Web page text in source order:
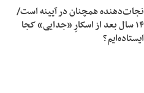
نجات‌دهنده‌ همچنان در آیینه است/
۱۴ سال بعد از اسکارِ «جدایی» کجا
ایستاده‌ایم؟